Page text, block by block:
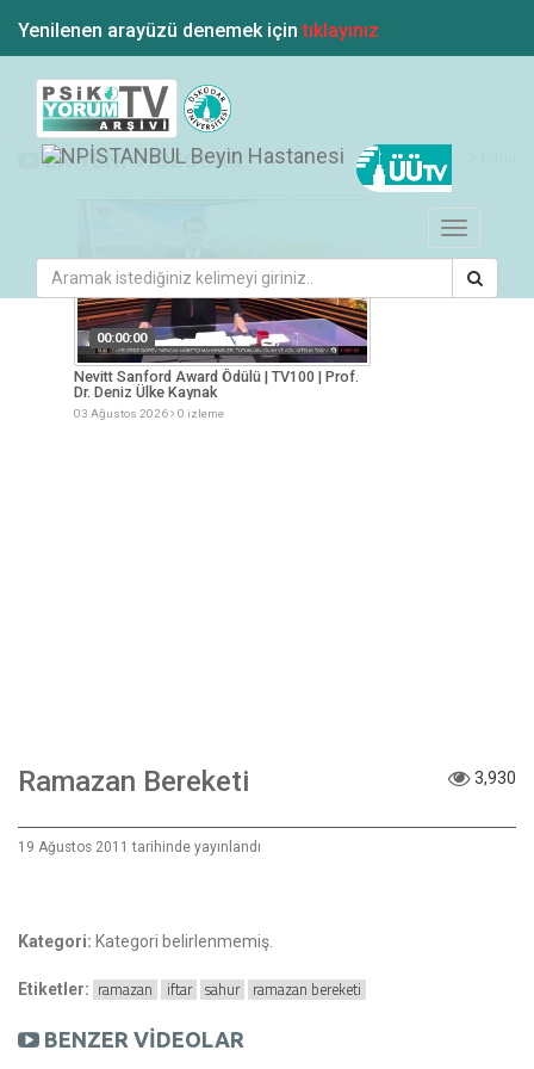
Yenilenen arayüzü denemek içintıklayınız
Toggle
navigation
EN YENİ VİDEOLAR
00:00:00
Nevitt Sanford Award Ödülü | TV100 | Prof.
Dr. Deniz Ülke Kaynak
03 Ağustos 2026 0 izleme
Ramazan Bereketi 3,930
19 Ağustos 2011 tarihinde yayınlandı
Kategori: Kategori belirlenmemiş.
Etiketler: ramazan iftar sahur ramazan bereketi
BENZER VİDEOLAR